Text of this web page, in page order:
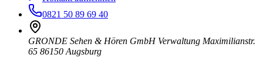
0821 50 89 69 40
GRONDE Sehen & Hören GmbH Verwaltung Maximilianstr.
65 86150 Augsburg